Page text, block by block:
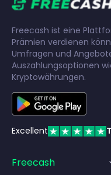
Freecash ist eine
Prämien verdienen
Umfragen und
Auszahlungsoptionen
Kryptowährungen.
Excellent
Freecash